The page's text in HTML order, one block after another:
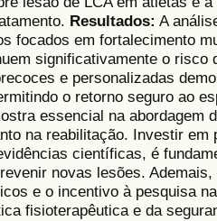
Resultados: A
focados em fortalecimento
significativamente o risco
e personalizadas
o retorno seguro ao
essencial na abordagem
na reabilitação. Investir
científicas, é
novas lesões.
e o incentivo à pesquisa
fisioterapêutica e da